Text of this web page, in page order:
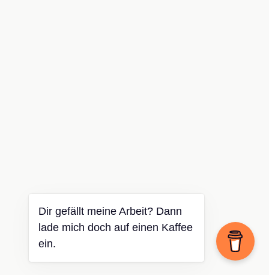
Dir gefällt meine Arbeit? Dann
lade mich doch auf einen Kaffee
ein.